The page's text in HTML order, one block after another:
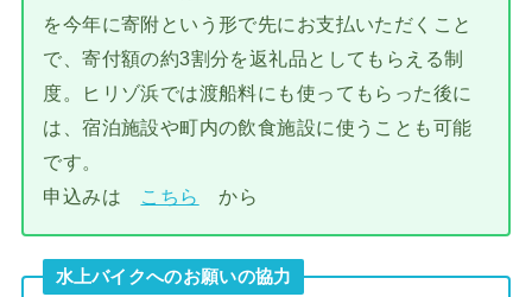
を今年に寄附という形で先にお支払いただくこと
で、寄付額の約3割分を返礼品としてもらえる制
度。ヒリゾ浜では渡船料にも使ってもらった後に
は、宿泊施設や町内の飲食施設に使うことも可能
です。
申込みは こちら から
水上バイクへのお願いの協力